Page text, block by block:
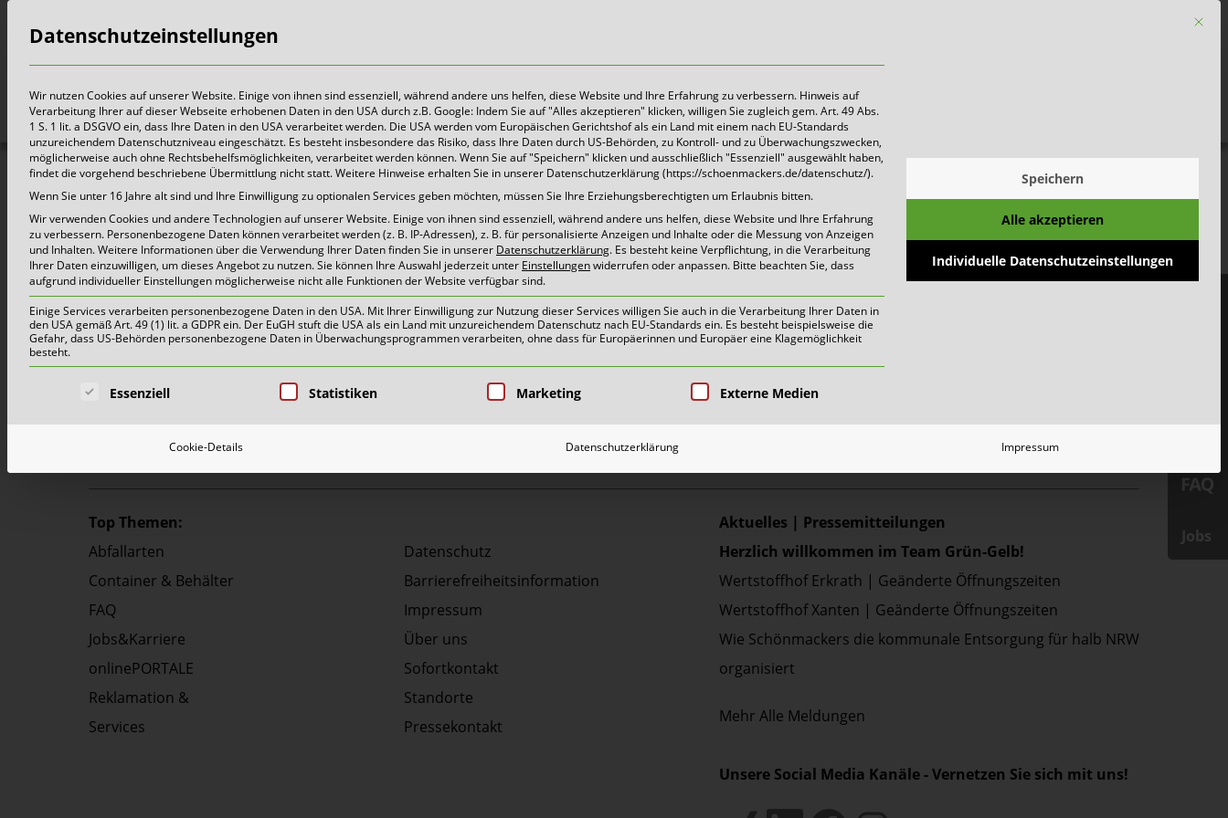
Bürger
Heute für morgen sorgen
oben
Top Themen:
Abfallarten
Container & Behälter
FAQ
Jobs&Karriere
onlinePORTALE
Reklamation &
Services
Datenschutz
Barrierefreiheitsinformation
Impressum
Über uns
Sofortkontakt
Standorte
Pressekontakt
Aktuelles | Pressemitteilungen
Herzlich willkommen im Team Grün-Gelb!
Wertstoffhof Erkrath | Geänderte Öffnungszeiten
Wertstoffhof Xanten | Geänderte Öffnungszeiten
Wie Schönmackers die kommunale Entsorgung für halb NRW
organisiert
Mehr Alle Meldungen
Unsere Social Media Kanäle - Vernetzen Sie sich mit uns!
Jobs
Mit
Datenschutzeinstellungen
Wir nutzen Cookies auf unserer Website. Einige von ihnen sind essenziell, während andere uns helfen, diese Website und Ihre Erfahrung zu verbessern. Hinweis auf
Verarbeitung Ihrer auf dieser Webseite erhobenen Daten in den USA durch z.B. Google: Indem Sie auf "Alles akzeptieren" klicken, willigen Sie zugleich gem. Art. 49 Abs.
1 S. 1 lit. a DSGVO ein, dass Ihre Daten in den USA verarbeitet werden. Die USA werden vom Europäischen Gerichtshof als ein Land mit einem nach EU-Standards
unzureichendem Datenschutzniveau eingeschätzt. Es besteht insbesondere das Risiko, dass Ihre Daten durch US-Behörden, zu Kontroll- und zu Überwachungszwecken,
möglicherweise auch ohne Rechtsbehelfsmöglichkeiten, verarbeitet werden können. Wenn Sie auf "Speichern" klicken und ausschließlich "Essenziell" ausgewählt haben,
findet die vorgehend beschriebene Übermittlung nicht statt. Weitere Hinweise erhalten Sie in unserer Datenschutzerklärung (https://schoenmackers.de/datenschutz/).
Wenn Sie unter 16 Jahre alt sind und Ihre Einwilligung zu optionalen Services geben möchten, müssen Sie Ihre Erziehungsberechtigten um Erlaubnis bitten.
Wir verwenden Cookies und andere Technologien auf unserer Website. Einige von ihnen sind essenziell, während andere uns helfen, diese Website und Ihre Erfahrung
zu verbessern. Personenbezogene Daten können verarbeitet werden (z. B. IP-Adressen), z. B. für personalisierte Anzeigen und Inhalte oder die Messung von Anzeigen
und Inhalten.Weitere Informationen über die Verwendung Ihrer Daten finden Sie in unserer Datenschutzerklärung. Es besteht keine Verpflichtung, in die Verarbeitung
Ihrer Daten einzuwilligen, um dieses Angebot zu nutzen.Sie können Ihre Auswahl jederzeit unter Einstellungenwiderrufen oder anpassen. Bitte beachten Sie, dass
aufgrund individueller Einstellungen möglicherweise nicht alle Funktionen der Website verfügbar sind.
Einige Services verarbeiten personenbezogene Daten in den USA. Mit Ihrer Einwilligung zur Nutzung dieser Services willigen Sie auch in die Verarbeitung Ihrer Daten in
den USA gemäß Art. 49 (1) lit. a GDPR ein. Der EuGH stuft die USA als ein Land mit unzureichendem Datenschutz nach EU-Standards ein. Es besteht beispielsweise die
Gefahr, dass US-Behörden personenbezogene Daten in Überwachungsprogrammen verarbeiten, ohne dass für Europäerinnen und Europäer eine Klagemöglichkeit
besteht.
Es folgt eine Liste der Service-Gruppen, für die eine Einwilligung erteilt werden kann. Die erste Service-Gruppe
Essenziell Statistiken Marketing Externe Medien
Speichern
Alle akzeptieren
Individuelle Datenschutzeinstellungen
Cookie-Details Datenschutzerklärung Impressum